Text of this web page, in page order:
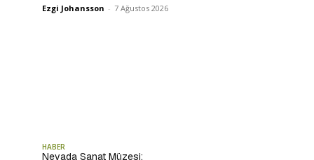
Ezgi Johansson - 7 Ağustos 2026
HABER
Nevada Sanat Müzesi: